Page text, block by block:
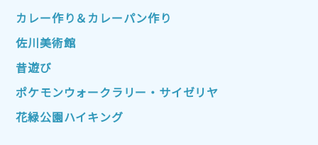
2022年10月 2022年9月
2022年7月
2022年4月
2022年1月 2021年12月 2021年11月
2021年10月 2021年9月
カレー作り＆カレーパン作り
佐川美術館
昔遊び
ポケモンウォークラリー・サイゼリヤ
花緑公園ハイキング